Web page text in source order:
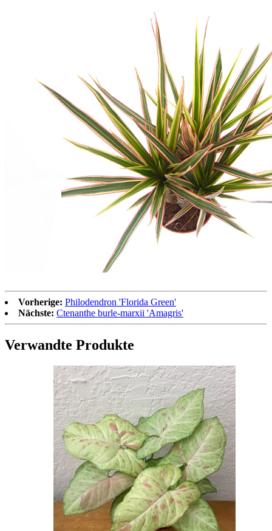
Vorherige: Philodendron 'Florida Green'
Nächste: Ctenanthe burle-marxii 'Amagris'
Verwandte Produkte